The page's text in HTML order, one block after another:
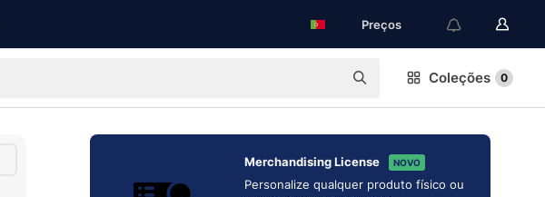
Preços
Coleções 0
Merchandising License NOVO
Personalize qualquer produto físico ou